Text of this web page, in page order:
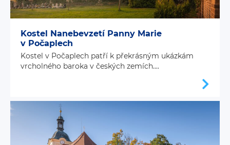
Kostel Nanebevzetí Panny Marie
v Počaplech
Kostel v Počaplech patří k překrásným ukázkám
vrcholného baroka v českých zemích....